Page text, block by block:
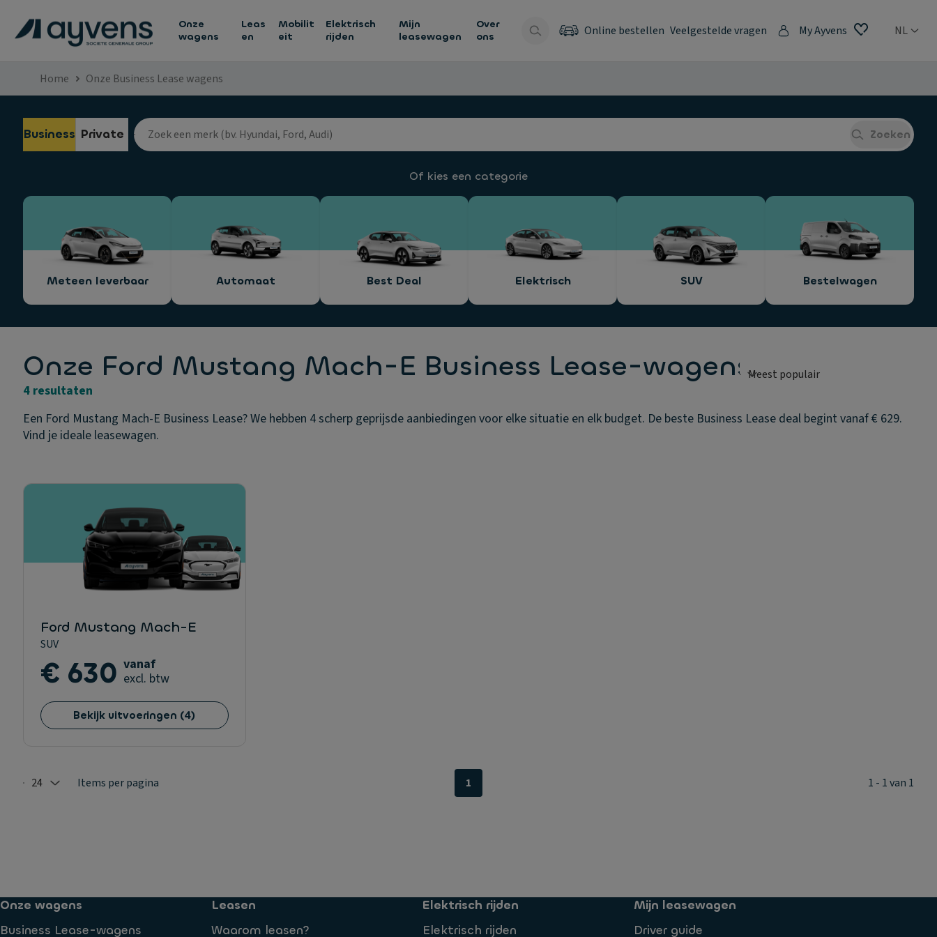
Onze
wagens
Leas
en
Mobilit
eit
Elektrisch
rijden
Mijn
leasewagen
Over
ons
Online bestellen Veelgestelde vragen My Ayvens NL
Home Onze Business Lease wagens
Business Private Zoeken
Of kies een categorie
Meteen leverbaar Automaat Best Deal Elektrisch SUV Bestelwagen
Onze Ford Mustang Mach-E Business Lease-wagens
4 resultaten
Een Ford Mustang Mach-E Business Lease? We hebben 4 scherp geprijsde aanbiedingen voor elke situatie en elk budget. De beste Business Lease deal begint vanaf € 629.
Vind je ideale leasewagen.
Ford Mustang Mach-E
SUV
€ 630 vanaf
excl. btw
Bekijk uitvoeringen (4)
Selected: 24
24 Items per pagina 1 1 - 1 van 1
Onze wagens
Business Lease-wagens
Leasen
Waarom leasen?
Elektrisch rijden
Elektrisch rijden
Mijn leasewagen
Driver guide